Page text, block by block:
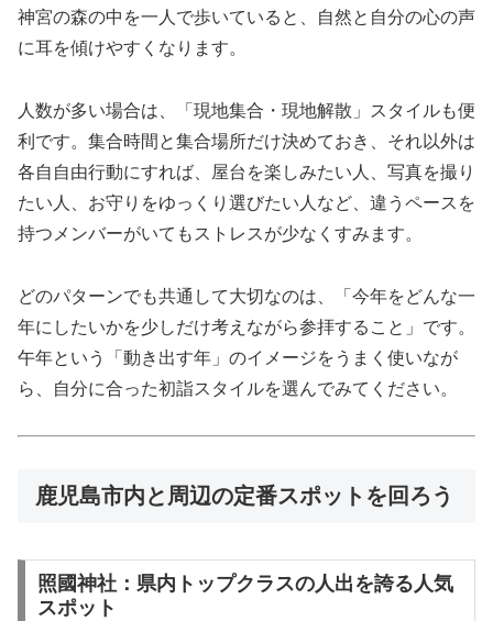
神宮の森の中を一人で歩いていると、自然と自分の心の声
に耳を傾けやすくなります。
人数が多い場合は、「現地集合・現地解散」スタイルも便
利です。集合時間と集合場所だけ決めておき、それ以外は
各自自由行動にすれば、屋台を楽しみたい人、写真を撮り
たい人、お守りをゆっくり選びたい人など、違うペースを
持つメンバーがいてもストレスが少なくすみます。
どのパターンでも共通して大切なのは、「今年をどんな一
年にしたいかを少しだけ考えながら参拝すること」です。
午年という「動き出す年」のイメージをうまく使いなが
ら、自分に合った初詣スタイルを選んでみてください。
鹿児島市内と周辺の定番スポットを回ろう
照國神社：県内トップクラスの人出を誇る人気
スポット